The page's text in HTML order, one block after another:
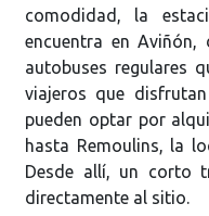
comodidad, la
encuentra en Aviñón,
autobuses regulares
viajeros que
pueden optar por
hasta Remoulins, la
Desde allí, un corto
directamente al sitio.